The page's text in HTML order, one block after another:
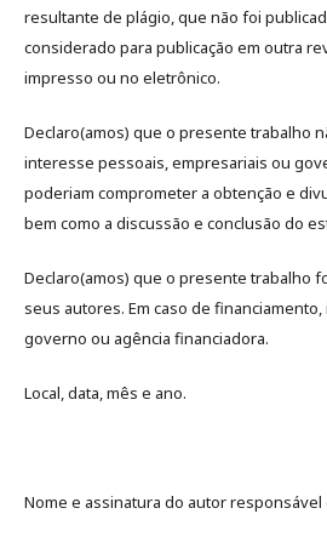
resultante de plágio, que não foi
considerado para publicação em outra
impresso ou no eletrônico.
Declaro(amos) que o presente trabalho
interesse pessoais, empresariais ou
poderiam comprometer a obtenção e
bem como a discussão e conclusão do
Declaro(amos) que o presente trabalho
seus autores. Em caso de
governo ou agência financiadora.
Local, data, mês e ano.
Nome e assinatura do autor